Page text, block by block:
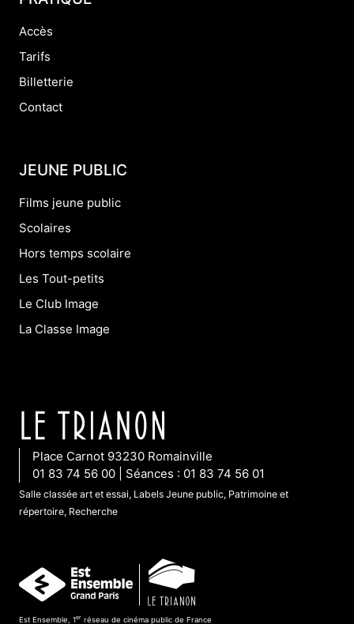
Accès
Tarifs
Billetterie
Contact
JEUNE PUBLIC
Films jeune public
Scolaires
Hors temps scolaire
Les Tout-petits
Le Club Image
La Classe Image
Place Carnot 93230 Romainville
01 83 74 56 00 | Séances : 01 83 74 56 01
Salle classée art et essai, Labels Jeune public, Patrimoine et
répertoire, Recherche
Est Ensemble, 1er réseau de cinéma public de France